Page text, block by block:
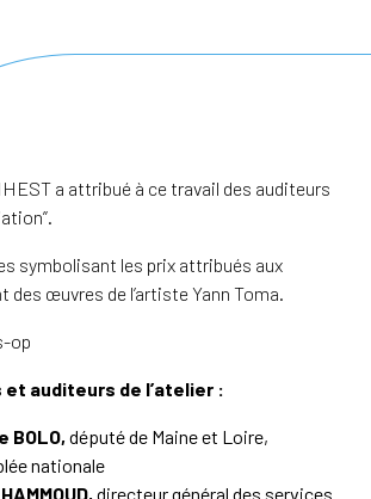
a attribué à ce travail des auditeurs
symbolisant les prix attribués aux
des œuvres de l’artiste Yann Toma.
auditeurs de l’atelier :
BOLO, député de Maine et Loire,
nationale
directeur général des services